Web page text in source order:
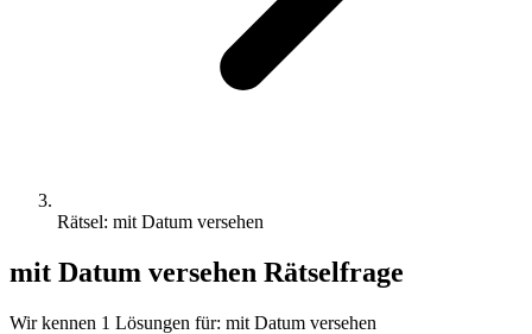
Rätsel: mit Datum versehen
mit Datum versehen Rätselfrage
Wir kennen 1 Lösungen für: mit Datum versehen